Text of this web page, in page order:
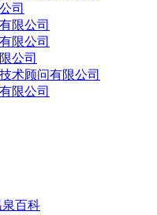
司
限公司
限公司
公司
术顾问有限公司
限公司
泉百科